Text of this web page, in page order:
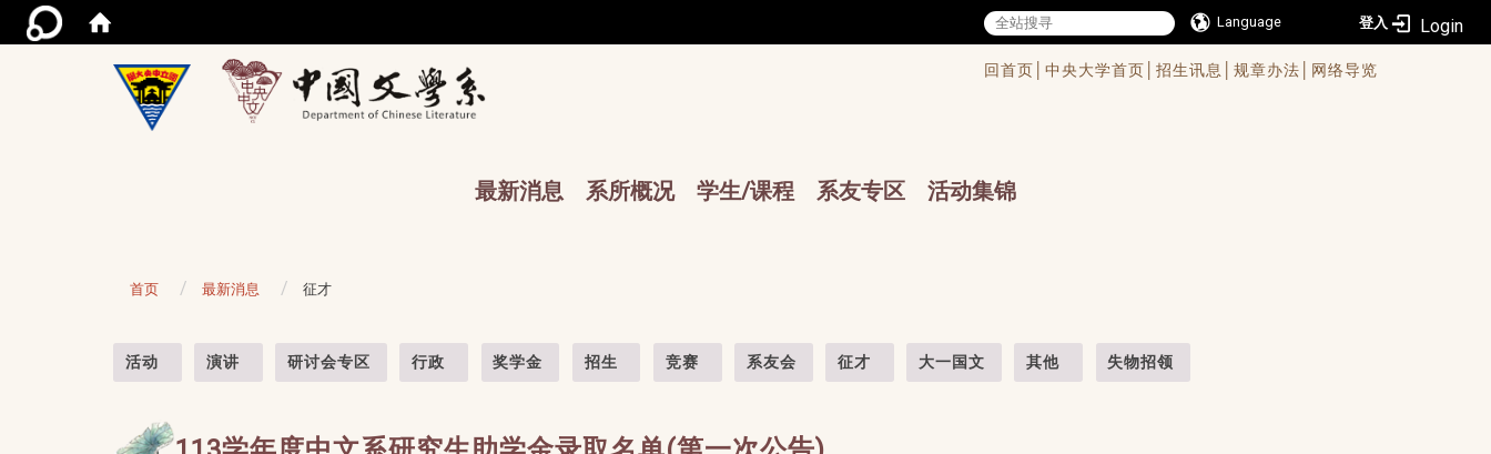
Language 登入
回首页│ 中央大学首页│ 招生讯息│ 规章办法│ 网络导览
最新消息 系所概况 学生/课程 系友专区 活动集锦
首页 最新消息 征才
活动 演讲 研讨会专区 行政 奖学金 招生 竞赛 系友会 征才 大一国文 其他 失物招领